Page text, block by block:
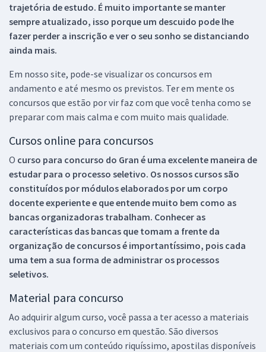
trajetória de estudo. É muito importante se manter
sempre atualizado, isso porque um descuido pode lhe
fazer perder a inscrição e ver o seu sonho se distanciando
ainda mais.
Em nosso site, pode-se visualizar os concursos em
andamento e até mesmo os previstos. Ter em mente os
concursos que estão por vir faz com que você tenha como se
preparar com mais calma e com muito mais qualidade.
Cursos online para concursos
O curso para concurso do Gran é uma excelente maneira de
estudar para o processo seletivo. Os nossos cursos são
constituídos por módulos elaborados por um corpo
docente experiente e que entende muito bem como as
bancas organizadoras trabalham. Conhecer as
características das bancas que tomam a frente da
organização de concursos é importantíssimo, pois cada
uma tem a sua forma de administrar os processos
seletivos.
Material para concurso
Ao adquirir algum curso, você passa a ter acesso a materiais
exclusivos para o concurso em questão. São diversos
materiais com um conteúdo riquíssimo, apostilas disponíveis